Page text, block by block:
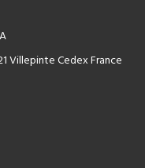
Villepinte Cedex France